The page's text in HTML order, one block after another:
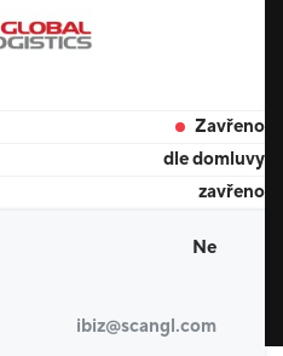
Zavřeno
dle domluvy
zavřeno
Ne
ibiz@scangl.com